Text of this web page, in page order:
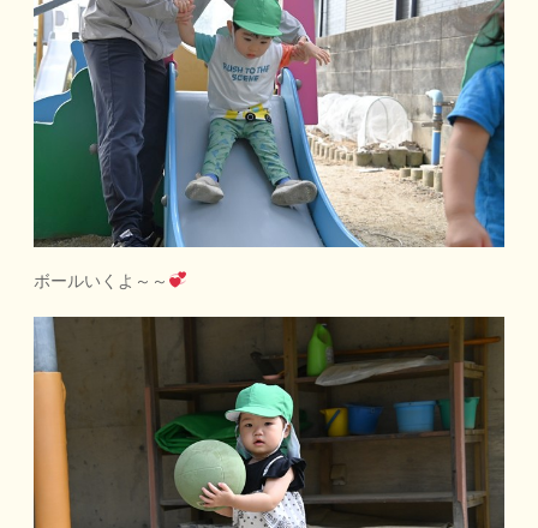
ボールいくよ～～